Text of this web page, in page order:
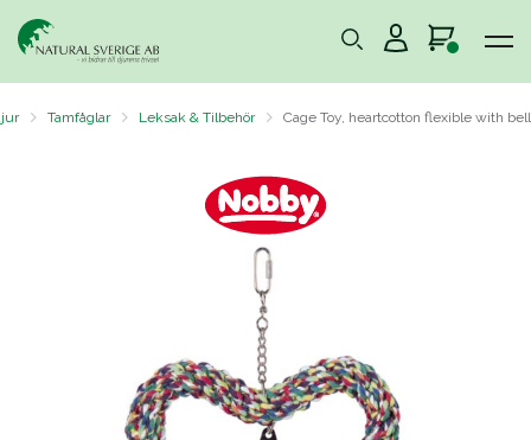
Tamfåglar Leksak & Tilbehör Cage Toy, heartcotton flexible with bell